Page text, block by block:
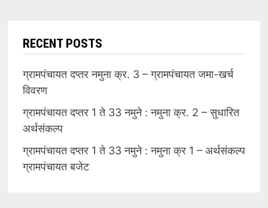
RECENT POSTS
ग्रामपंचायत दप्तर नमुना क्र. 3 – ग्रामपंचायत जमा-खर्च
विवरण
ग्रामपंचायत दप्तर 1 ते 33 नमुने : नमुना क्र. 2 – सुधारित
अर्थसंकल्प
ग्रामपंचायत दप्तर 1 ते 33 नमुने : नमुना क्र 1 – अर्थसंकल्प
ग्रामपंचायत बजेट